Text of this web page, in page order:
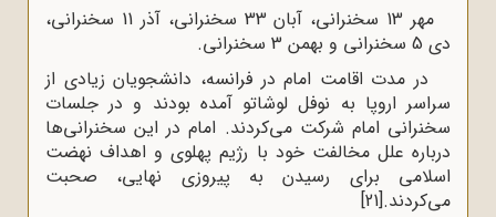
مهر 13 سخنرانی، آبان 33 سخنرانی، آذر 11 سخنرانی،
دی 5 سخنرانی و بهمن 3 سخنرانی.
در مدت اقامت امام در فرانسه، دانشجویان زیادی از
سراسر اروپا به نوفل لوشاتو آمده بودند و در جلسات
سخنرانی امام شرکت می‌کردند. امام در این سخنرانی‌ها
درباره علل مخالفت خود با رژیم پهلوی و اهداف نهضت
اسلامی برای رسیدن به پیروزی نهایی، صحبت
می‌کردند.[21]